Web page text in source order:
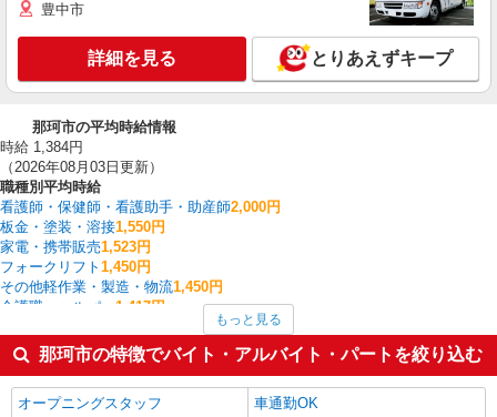
豊中市
詳細を見る とりあえずキープ
那珂市の平均時給情報
時給 1,384円
（2026年08月03日更新）
職種別平均時給
看護師・保健師・看護助手・助産師2,000円
板金・塗装・溶接1,550円
家電・携帯販売1,523円
フォークリフト 1,450円
その他軽作業・製造・物流1,450円
介護職・ヘルパー 1,417円
1,403円
受付・秘書1,400円
保育士・保育補助1,400円
製造・組立・加工1,396円
那珂市の他の職種の平均時給を見る
もっと見る
那珂市の特徴でバイト・アルバイト・パートを絞り込む
オープニングスタッフ
車通勤OK